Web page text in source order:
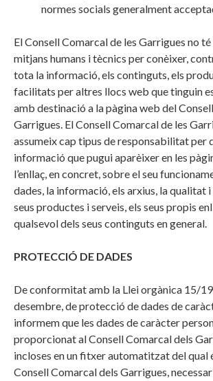
normes socials generalment
El Consell Comarcal de les Garrigues no
mitjans humans i tècnics per conèixer,
tota la informació, els continguts, els
facilitats per altres llocs web que tinguin
amb destinació a la pàgina web del
Garrigues. El Consell Comarcal de les
assumeix cap tipus de responsabilitat per
informació que pugui aparèixer en les
l’enllaç, en concret, sobre el seu
dades, la informació, els arxius, la qualitat
seus productes i serveis, els seus propis
qualsevol dels seus continguts en general.
PROTECCIÓ DE DADES
De conformitat amb la Llei orgànica 15/
desembre, de protecció de dades de
informem que les dades de caràcter
proporcionat al Consell Comarcal dels
incloses en un fitxer automatitzat del qual
Consell Comarcal dels Garrigues,